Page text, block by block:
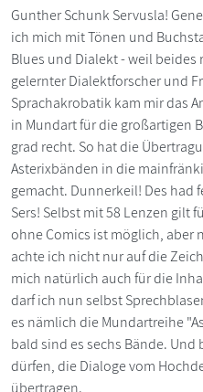
Gunther Schunk Servusla!
ich mich mit Tönen und
Blues und Dialekt - weil
gelernter Dialektforscher und
Sprachakrobatik kam mir das
in Mundart für die großartigen
grad recht. So hat die
Asterixbänden in die
gemacht. Dunnerkeil! Des had
Sers! Selbst mit 58 Lenzen gilt
ohne Comics ist möglich, aber
achte ich nicht nur auf die
mich natürlich auch für die
darf ich nun selbst
es nämlich die Mundartreihe
bald sind es sechs Bände.
dürfen, die Dialoge vom
übertragen.